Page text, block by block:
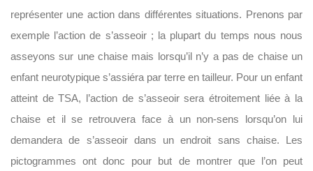
représenter une action dans différentes situations. Prenons par
exemple l’action de s’asseoir ; la plupart du temps nous nous
asseyons sur une chaise mais lorsqu’il n’y a pas de chaise un
enfant neurotypique s’assiéra par terre en tailleur. Pour un enfant
atteint de TSA, l’action de s’asseoir sera étroitement liée à la
chaise et il se retrouvera face à un non-sens lorsqu’on lui
demandera de s’asseoir dans un endroit sans chaise. Les
pictogrammes ont donc pour but de montrer que l’on peut